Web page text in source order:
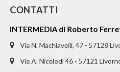
CONTATTI
INTERMEDIA di Roberto
Via N. Machiavelli, 47 - 57128
Via A. Nicolodi 46 - 57121